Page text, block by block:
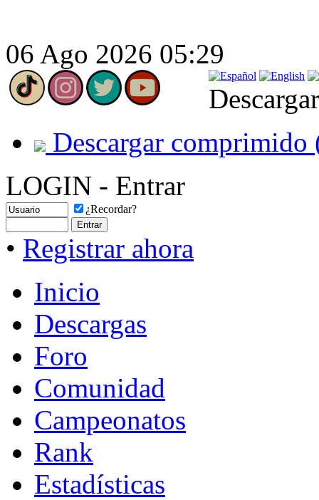
06 Ago 2026 05:29
Descargar comprimido
LOGIN - Entrar
¿Recordar?
• Registrar ahora
Inicio
Descargas
Foro
Comunidad
Campeonatos
Rank
Estadísticas